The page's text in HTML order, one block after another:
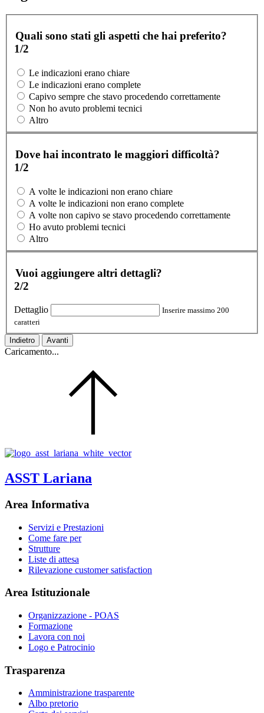
Quali sono stati gli aspetti che hai preferito?
1/2
Le indicazioni erano chiare
Le indicazioni erano complete
Capivo sempre che stavo procedendo correttamente
Non ho avuto problemi tecnici
Altro
Dove hai incontrato le maggiori difficoltà?
1/2
A volte le indicazioni non erano chiare
A volte le indicazioni non erano complete
A volte non capivo se stavo procedendo correttamente
Ho avuto problemi tecnici
Altro
Vuoi aggiungere altri dettagli?
2/2
Dettaglio
Inserire massimo 200
caratteri
Indietro Avanti
Caricamento...
ASST Lariana
Area Informativa
Servizi e Prestazioni
Come fare per
Strutture
Liste di attesa
Rilevazione customer satisfaction
Area Istituzionale
Organizzazione - POAS
Formazione
Lavora con noi
Logo e Patrocinio
Trasparenza
Amministrazione trasparente
Albo pretorio